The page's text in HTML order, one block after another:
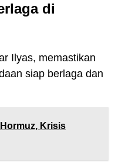
di
Ilyas, memastikan
siap berlaga dan
Krisis